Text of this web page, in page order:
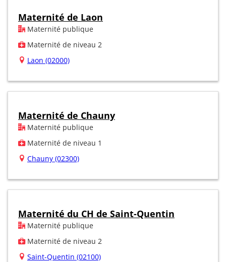
Maternité de Laon
Maternité publique
Maternité de niveau 2
Laon (02000)
Maternité de Chauny
Maternité publique
Maternité de niveau 1
Chauny (02300)
Maternité du CH de Saint-Quentin
Maternité publique
Maternité de niveau 2
Saint-Quentin (02100)